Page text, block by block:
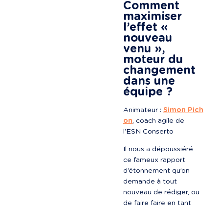
Comment
maximiser
l’effet «
nouveau
venu »,
moteur du
changement
dans une
équipe ?
Animateur : Simon Pich
on, coach agile de
l’ESN Conserto
Il nous a dépoussiéré
ce fameux rapport
d’étonnement qu’on
demande à tout
nouveau de rédiger, ou
de faire faire en tant